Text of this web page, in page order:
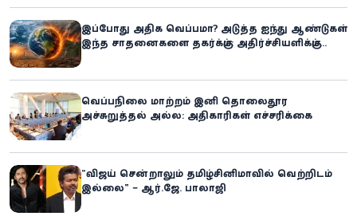
இப்போது அதிக வெப்பமா? அடுத்த ஐந்து ஆண்டுகள்
இந்த சாதனைகளை தகர்க்கும்: அதிர்ச்சியளிக்கும்
வெப்பநிலை மாற்றம் இனி தொலைதூர
அச்சுறுத்தல் அல்ல: அதிகாரிகள் எச்சரிக்கை
“விஜய் சென்றாலும் தமிழ்சினிமாவில் வெற்றிடம்
இல்லை” – ஆர்.ஜே. பாலாஜி